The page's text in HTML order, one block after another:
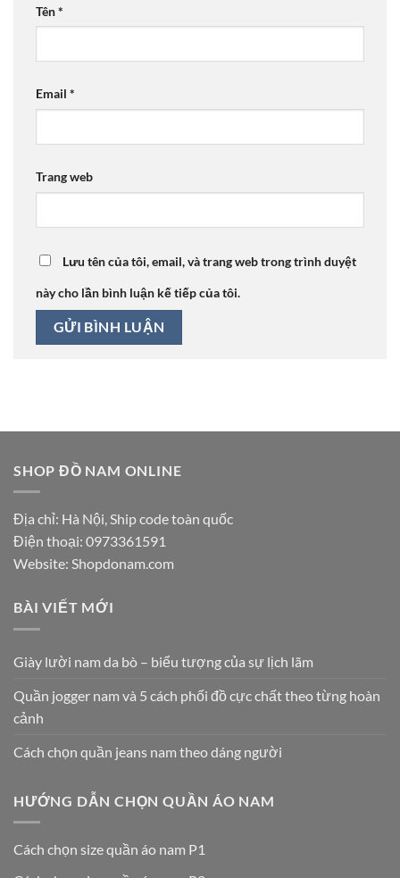
Tên*
Email *
Trang web
Lưu tên của tôi, email, và trang web trong trình duyệt
này cho lần bình luận kế tiếp của tôi.
SHOP ĐỒ NAM ONLINE
Địa chỉ: Hà Nội, Ship code toàn quốc
Điện thoại: 0973361591
Website: Shopdonam.com
BÀI VIẾT MỚI
Giày lười nam da bò – biểu tượng của sự lịch lãm
Quần jogger nam và 5 cách phối đồ cực chất theo từng hoàn
cảnh
Cách chọn quần jeans nam theo dáng người
HƯỚNG DẪN CHỌN QUẦN ÁO NAM
Cách chọn size quần áo nam P1